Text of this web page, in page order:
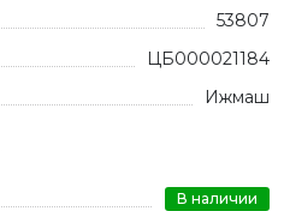
53807
ЦБ000021184
Ижмаш
В наличии